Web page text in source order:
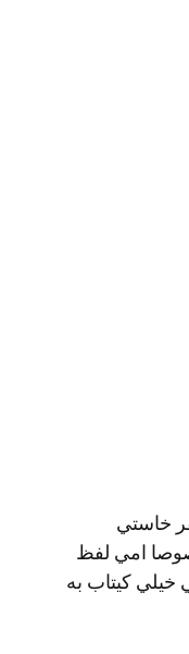
خاستي
امي لفظ
خيلي كيتاب به